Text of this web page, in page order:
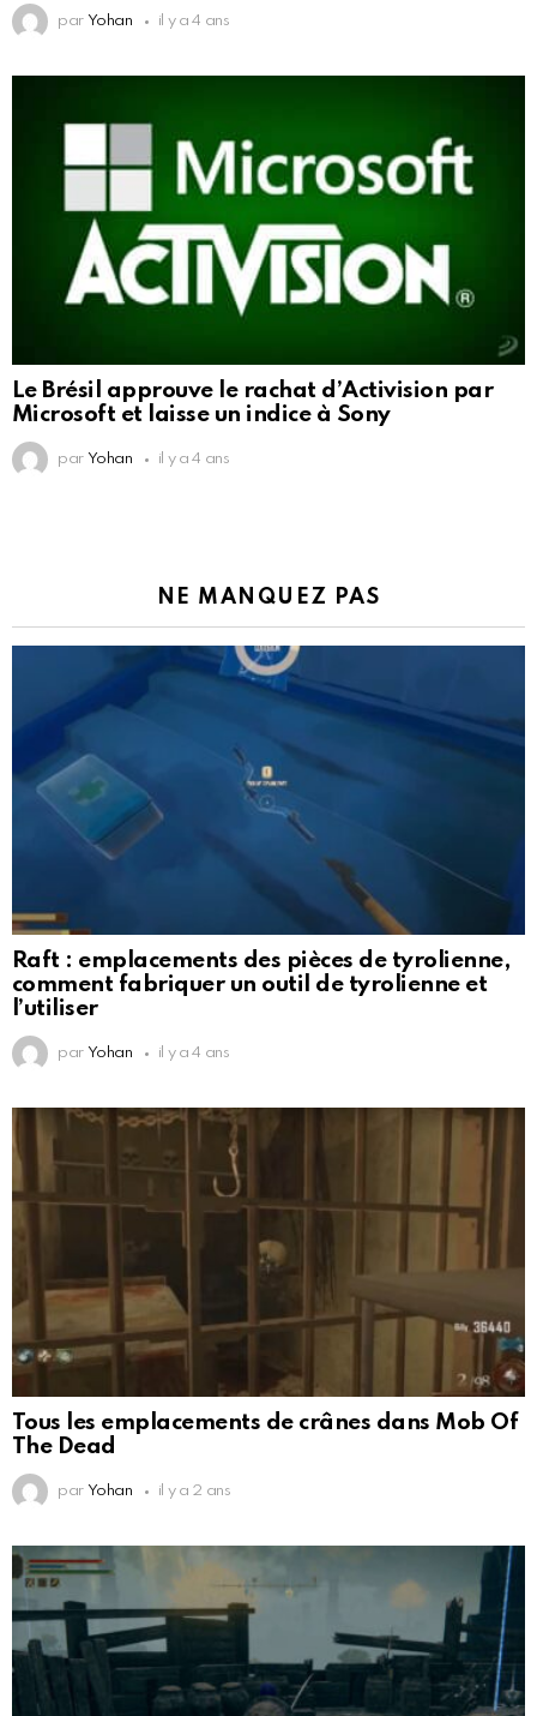
par Yohan il y a 4 ans
Le Brésil approuve le rachat d’Activision par
Microsoft et laisse un indice à Sony
par Yohan il y a 4 ans
NE MANQUEZ PAS
Raft : emplacements des pièces de tyrolienne,
comment fabriquer un outil de tyrolienne et
l’utiliser
par Yohan il y a 4 ans
Tous les emplacements de crânes dans Mob Of
The Dead
par Yohan il y a 2 ans